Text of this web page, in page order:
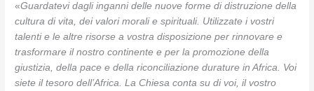
«Guardatevi dagli inganni delle nuove forme di distruzione della
cultura di vita, dei valori morali e spirituali. Utilizzate i vostri
talenti e le altre risorse a vostra disposizione per rinnovare e
trasformare il nostro continente e per la promozione della
giustizia, della pace e della riconciliazione durature in Africa. Voi
siete il tesoro dell’Africa. La Chiesa conta su di voi, il vostro